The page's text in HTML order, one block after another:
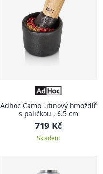
Adhoc Camo Litinový hmoždíř
s paličkou , 6.5 cm
719 Kč
Skladem